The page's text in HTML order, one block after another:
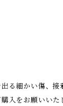
る細かい傷、
入をお願いいた